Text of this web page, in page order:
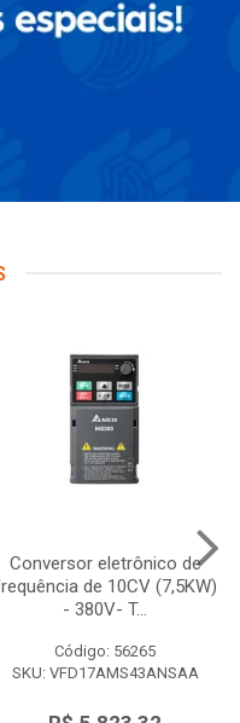
Conversor eletrônico de
de 10CV (7,5KW)
- 380V- T...
Código: 56265
SKU: VFD17AMS43ANSAA